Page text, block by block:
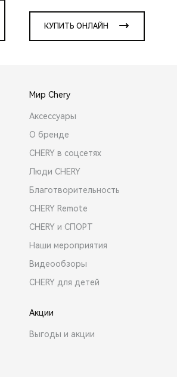
КУПИТЬ ОНЛАЙН
Мир Chery
Аксессуары
О бренде
CHERY в соцсетях
Люди CHERY
Благотворительность
CHERY Remote
CHERY и СПОРТ
Наши мероприятия
Видеообзоры
CHERY для детей
Акции
Выгоды и акции